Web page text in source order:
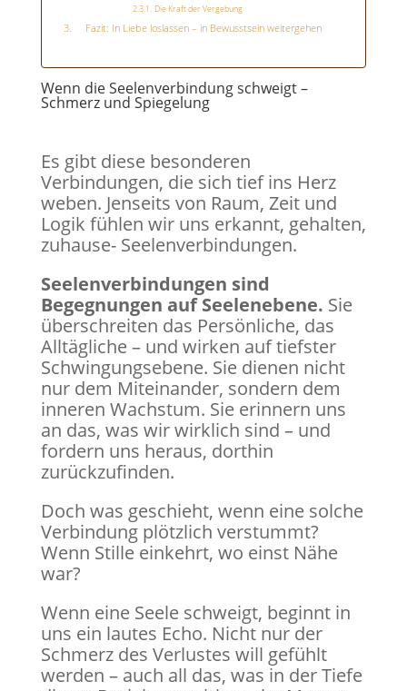
Die Kraft der Vergebung
Fazit: In Liebe loslassen – in Bewusstsein weitergehen
Wenn die Seelenverbindung schweigt –
Schmerz und Spiegelung
Es gibt diese besonderen
Verbindungen, die sich tief ins Herz
weben. Jenseits von Raum, Zeit und
Logik fühlen wir uns erkannt, gehalten,
zuhause- Seelenverbindungen.
Seelenverbindungen sind
Begegnungen auf Seelenebene. Sie
überschreiten das Persönliche, das
Alltägliche – und wirken auf tiefster
Schwingungsebene. Sie dienen nicht
nur dem Miteinander, sondern dem
inneren Wachstum. Sie erinnern uns
an das, was wir wirklich sind – und
fordern uns heraus, dorthin
zurückzufinden.
Doch was geschieht, wenn eine solche
Verbindung plötzlich verstummt?
Wenn Stille einkehrt, wo einst Nähe
war?
Wenn eine Seele schweigt, beginnt in
uns ein lautes Echo. Nicht nur der
Schmerz des Verlustes will gefühlt
werden – auch all das, was in der Tiefe